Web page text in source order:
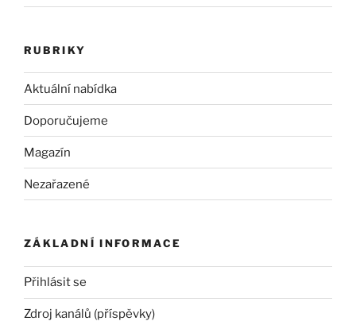
RUBRIKY
Aktuální nabídka
Doporučujeme
Magazín
Nezařazené
ZÁKLADNÍ INFORMACE
Přihlásit se
Zdroj kanálů (příspěvky)